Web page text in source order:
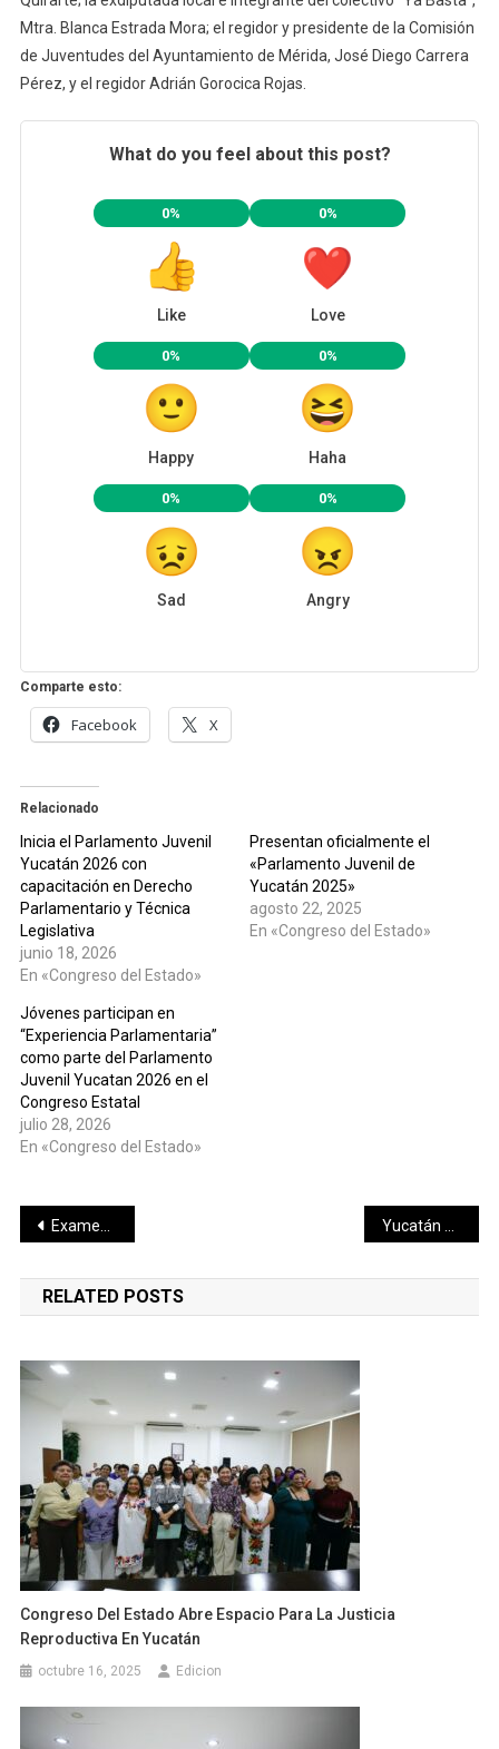
Mtra. Blanca Estrada Mora; el regidor y presidente de la Comisión
de Juventudes del Ayuntamiento de Mérida, José Diego Carrera
Pérez, y el regidor Adrián Gorocica Rojas.
What do you feel about this post?
0%
Like
0%
Love
0%
Happy
0%
Haha
0%
Sad
0%
Angry
Comparte esto:
Facebook X
Relacionado
Inicia el Parlamento Juvenil
Yucatán 2026 con
capacitación en Derecho
Parlamentario y Técnica
Legislativa
junio 18, 2026
En «Congreso del Estado»
Presentan oficialmente el
«Parlamento Juvenil de
Yucatán 2025»
agosto 22, 2025
En «Congreso del Estado»
Jóvenes participan en
“Experiencia Parlamentaria”
como parte del Parlamento
Juvenil Yucatan 2026 en el
Congreso Estatal
julio 28, 2026
En «Congreso del Estado»
Navegación
de
entradas
Examen Nacional de Residencias Médicas dejará derrama de 214 mdp en Yucatán
RELATED POSTS
Congreso Del Estado Abre Espacio Para La Justicia
Reproductiva En Yucatán
octubre 16, 2025 Edicion